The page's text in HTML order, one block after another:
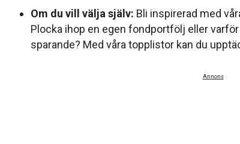
Om du vill välja själv: Bli inspirerad med
Plocka ihop en egen fondportfölj eller
sparande? Med våra topplistor kan du
Annons